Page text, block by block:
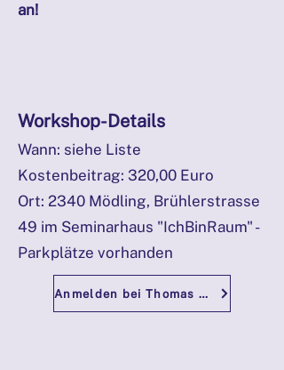
an!
Workshop-Details
Wann: siehe Liste
Kostenbeitrag: 320,00 Euro
Ort: 2340 Mödling, Brühlerstrasse
49 im Seminarhaus "IchBinRaum" -
Parkplätze vorhanden
Anmelden bei Thomas Laggner